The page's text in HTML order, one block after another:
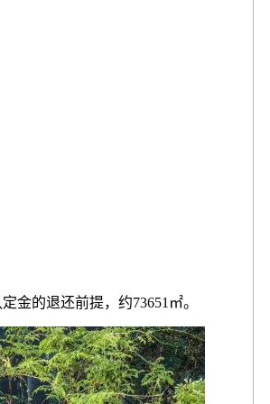
金的退还前提，约73651㎡。